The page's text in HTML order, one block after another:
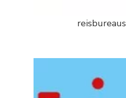
reisbureaus